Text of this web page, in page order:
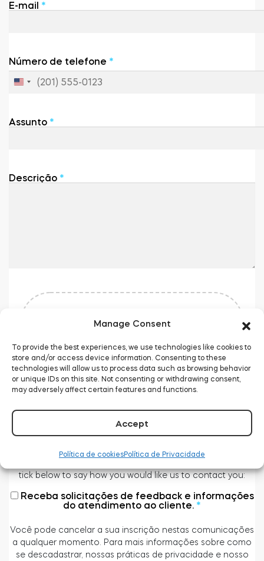
Manage Consent
To provide the best experiences, we use technologies like cookies to
store and/or access device information. Consenting to these
technologies will allow us to process data such as browsing behavior
or unique IDs on this site. Not consenting or withdrawing consent,
may adversely affect certain features and functions.
Accept
Política de cookiesPolítica de Privacidade
Tedee GO2
E-mail *
Número de telefone *
U
e
d
e
Assunto *
Descrição *
tedee.com is committed to protecting and respecting your
administer your account and to provide the products and
services you requested from us. From time to time, we
would like to contact you about our products and services,
as well as other content that may be of interest to you. If
tick below to say how you would like us to contact you:
Receba solicitações de feedback e informações
do atendimento ao cliente. *
Você pode cancelar a sua inscrição nestas comunicações
a qualquer momento. Para mais informações sobre como
se descadastrar, nossas práticas de privacidade e nosso